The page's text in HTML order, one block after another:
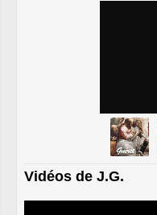
Vidéos de J.G.